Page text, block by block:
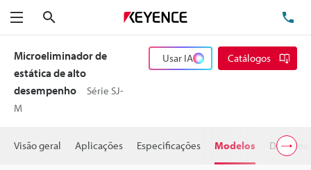
Menu
Microeliminador de
estática de alto
desempenho
Série SJ-
M
Usar IA Catálogos
Visão geral Aplicações Especificações Modelos